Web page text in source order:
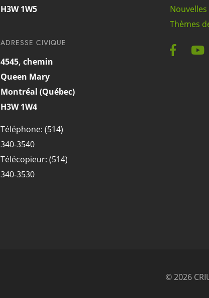
H3W 1W5
ADRESSE CIVIQUE
4545, chemin
Queen Mary
Montréal (Québec)
H3W 1W4
Téléphone: (514)
340-3540
Télécopieur: (514)
340-3530
Nouvelles
Thèmes
© 2026